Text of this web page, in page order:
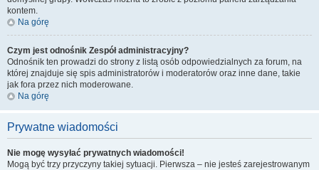
kontem.
Na górę
Czym jest odnośnik Zespół administracyjny?
Odnośnik ten prowadzi do strony z listą osób odpowiedzialnych za forum, na
której znajduje się spis administratorów i moderatorów oraz inne dane, takie
jak fora przez nich moderowane.
Na górę
Prywatne wiadomości
Nie mogę wysyłać prywatnych wiadomości!
Mogą być trzy przyczyny takiej sytuacji. Pierwsza – nie jesteś zarejestrowanym